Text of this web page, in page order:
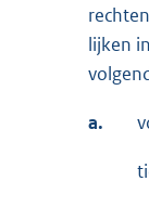
lijken
a.